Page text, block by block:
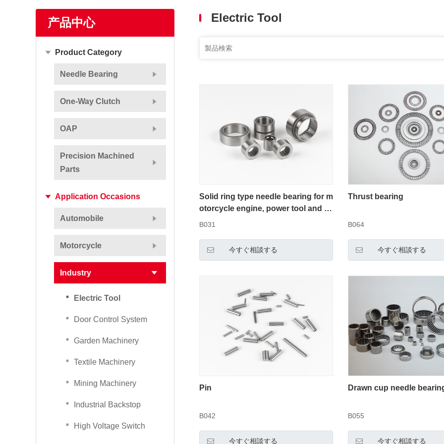
もっと見る
产品中心
Product Category
Needle Bearing
One-Way Clutch
OAP
Precision Machined
Parts
Application Occasions
Automobile
Motorcycle
Industry
Electric Tool
Door Control System
Garden Machinery
Textile Machinery
Mining Machinery
Industrial Backstop
High Voltage Switch
Electric Tool
Solid ring type needle bearing for m
otorcycle engine, power tool and e
ngineering machinery
B031
今すぐ相談する
Thrust bearing
B064
今すぐ相談する
Pin
B042
今すぐ相談する
Drawn cup needle
B055
今すぐ相談する